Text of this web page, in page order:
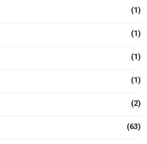
(1)
(1)
(1)
(1)
(2)
(63)